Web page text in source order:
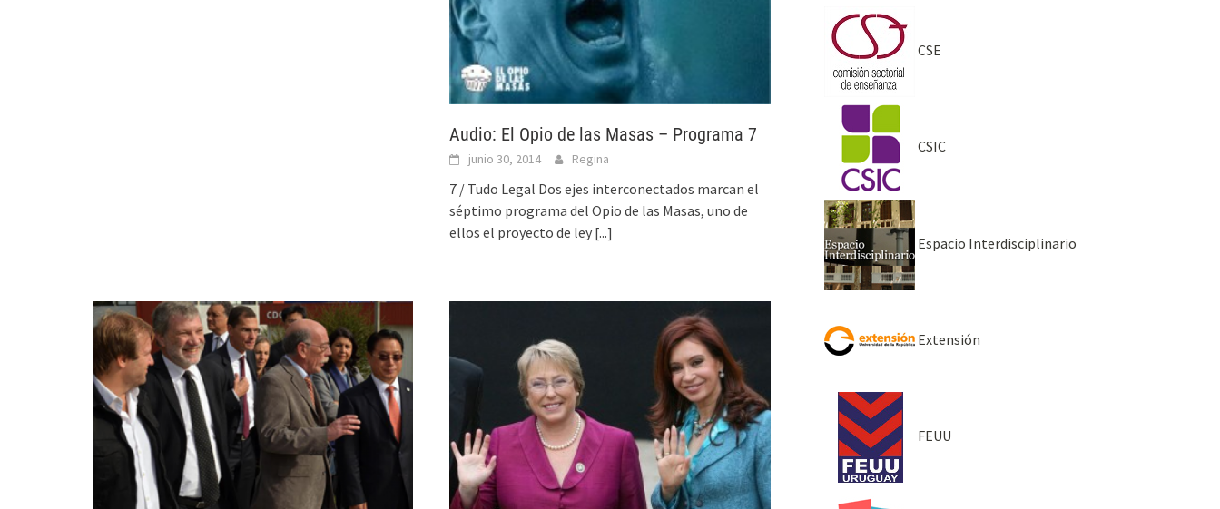
Audio: El Opio de las Masas – Programa 7
junio 30, 2014 Regina
7 / Tudo Legal Dos ejes interconectados marcan el
séptimo programa del Opio de las Masas, uno de
ellos el proyecto de ley [...]
CSE
CSIC
Espacio Interdisciplinario
Extensión
FEUU